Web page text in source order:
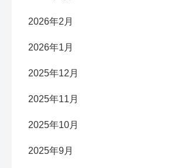
2026年2月
2026年1月
2025年12月
2025年11月
2025年10月
2025年9月